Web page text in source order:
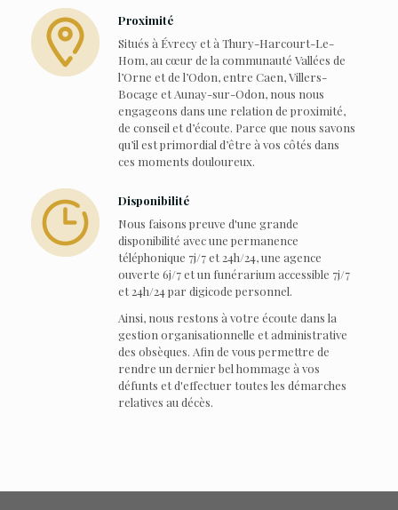
Proximité
Situés à Évrecy et à Thury-Harcourt-Le-
Hom, au cœur de la communauté Vallées de
l’Orne et de l’Odon, entre Caen, Villers-
Bocage et Aunay-sur-Odon, nous nous
engageons dans une relation de proximité,
de conseil et d’écoute. Parce que nous savons
qu’il est primordial d’être à vos côtés dans
ces moments douloureux.
Disponibilité
Nous faisons preuve d'une grande
disponibilité avec une permanence
téléphonique 7j/7 et 24h/24, une agence
ouverte 6j/7 et un funérarium accessible 7j/7
et 24h/24 par digicode personnel.
Ainsi, nous restons à votre écoute dans la
gestion organisationnelle et administrative
des obsèques. Afin de vous permettre de
rendre un dernier bel hommage à vos
défunts et d'effectuer toutes les démarches
relatives au décès.